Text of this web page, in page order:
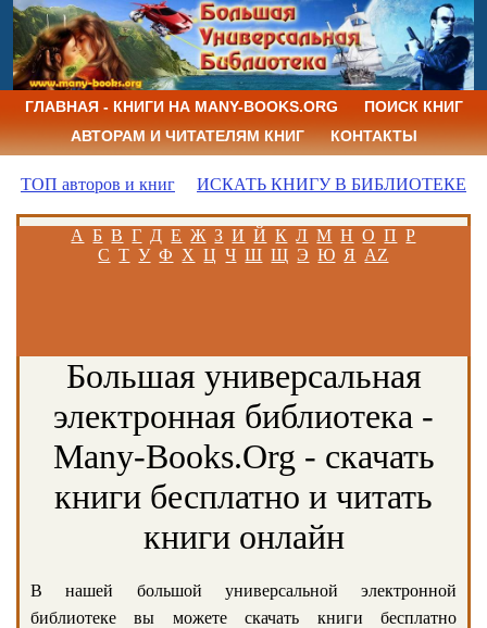
ГЛАВНАЯ - КНИГИ НА MANY-BOOKS.ORG
ПОИСК КНИГ
АВТОРАМ И ЧИТАТЕЛЯМ КНИГ
КОНТАКТЫ
ТОП авторов и книг ИСКАТЬ КНИГУ В БИБЛИОТЕКЕ
А Б В Г Д Е Ж З И Й К Л М Н О П Р
С Т У Ф Х Ц Ч Ш Щ Э Ю Я AZ
Большая универсальная
электронная библиотека -
Many-Books.Org - скачать
книги бесплатно и читать
книги онлайн
В нашей большой универсальной электронной
библиотеке вы можете скачать книги бесплатно